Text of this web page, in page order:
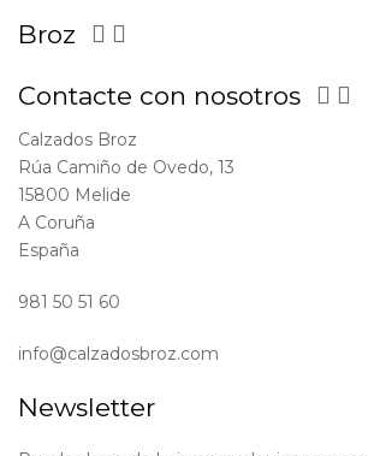
Broz  
Contacte con nosotros  
Calzados Broz
Rúa Camiño de Ovedo, 13
15800 Melide
A Coruña
España
981 50 51 60
info@calzadosbroz.com
Newsletter